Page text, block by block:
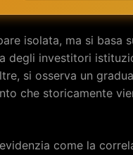
isolata, ma si basa
degli investitori
si osserva un
che storicamente
come la